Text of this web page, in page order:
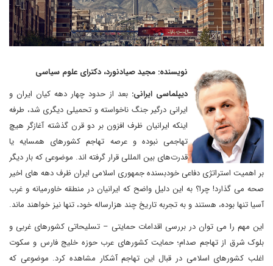
نویسنده: مجید صیادنورد، دکترای علوم سیاسی
دیپلماسی ایرانی: بعد از حدود چهار دهه کیان ایران و
ایرانی درگیر جنگ ناخواسته و تحمیلی دیگری شد، طرفه
اینکه ایرانیان ظرف افزون بر دو قرن گذشته آغازگر هیچ
تهاجمی نبوده و عرصه تهاجم کشورهای همسایه یا
قدرت‌های بین المللی قرار گرفته اند. موضوعی که بار دیگر
بر اهمیت استراتژی دفاعی خودبسنده جمهوری اسلامی ایران ظرف دهه های اخیر
صحه می گذارد! چرا؟ به این دلیل واضح که ایرانیان در منطقه خاورمیانه و غرب
آسیا تنها بوده، هستند و به تجربه تاریخ چند هزارساله خود، تنها نیز خواهند ماند.
این مهم را می توان در بررسی اقدامات حمایتی – تسلیحاتی کشورهای غربی و
بلوک شرق از تهاجم صدام؛ حمایت کشورهای عرب حوزه خلیج فارس و سکوت
اغلب کشورهای اسلامی در قبال این تهاجم آشکار مشاهده کرد. موضوعی که